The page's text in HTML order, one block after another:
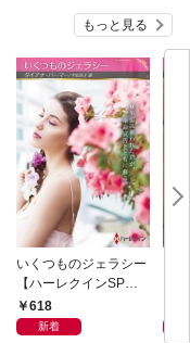
もっと見る
いくつものジェラシー
【ハーレクインSP文
庫版】
618
新着